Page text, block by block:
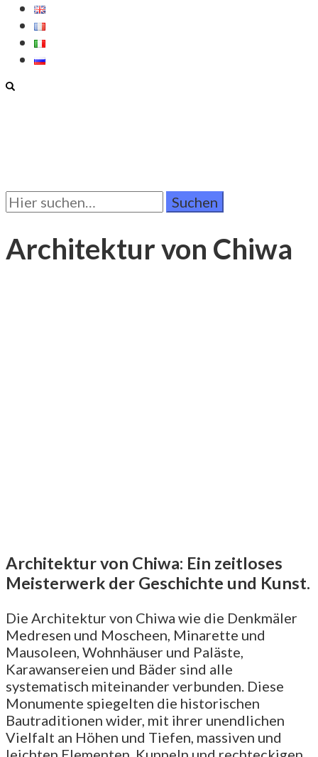
Suchen
Sie
Architektur von Chiwa
Architektur von Chiwa: Ein zeitloses
Meisterwerk der Geschichte und Kunst.
Die Architektur von Chiwa wie die Denkmäler
Medresen und Moscheen, Minarette und
Mausoleen, Wohnhäuser und Paläste,
Karawansereien und Bäder sind alle
systematisch miteinander verbunden. Diese
Monumente spiegelten die historischen
Bautraditionen wider, mit ihrer unendlichen
Vielfalt an Höhen und Tiefen, massiven und